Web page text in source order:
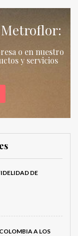
o en nuestro
y servicios
DE
A LOS